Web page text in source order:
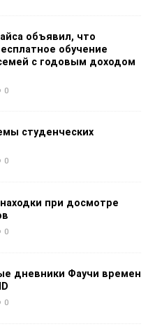
объявил, что
обучение
с годовым доходом
0
студенческих
0
при досмотре
0
дневники Фаучи времен
0